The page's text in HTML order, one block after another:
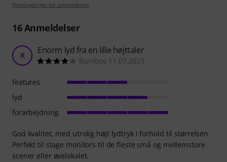
Retningslinjer for anmeldelser
16Anmeldelser
R Enorm lyd fra en lille højttaler
Runiboy 11.07.2023
God kvalitet, med utrolig højt lydtryk i forhold til størrelsen.
Perfekt til stage monitors til de fleste små og mellemstore
scener eller øvelokalet.
features
lyd
forarbejdning